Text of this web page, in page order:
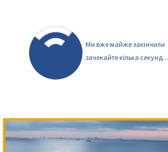
Ми вже майже закінчили
зачекайте кілька секунд...